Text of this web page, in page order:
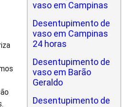
vaso em Campinas
Desentupimento de
vaso em Campinas
24 horas
Desentupimento de
vaso em Barão
Geraldo
Desentupimento de